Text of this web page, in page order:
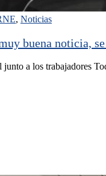
, Noticias
buena noticia,
junto a los trabajadores